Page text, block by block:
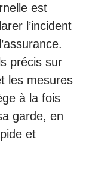
est
l’incident
précis sur
les mesures
à la fois
garde, en
et